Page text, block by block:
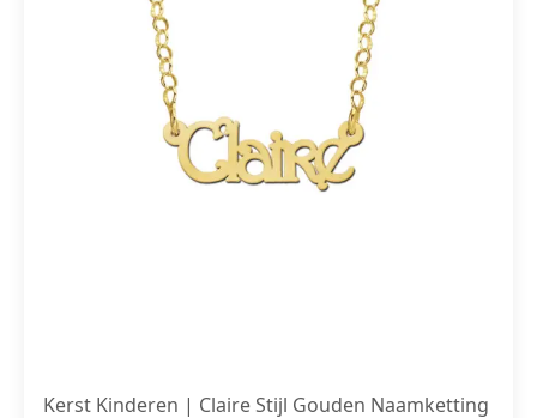
Kerst Kinderen | Claire Stijl Gouden Naamketting